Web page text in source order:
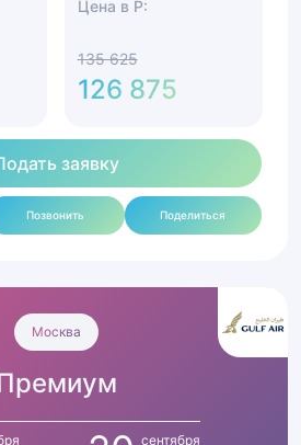
Цена в Р:
135 625
126 875
заявку
Позвонить Поделиться
Москва
сентября